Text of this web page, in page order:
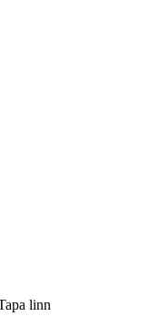
linn